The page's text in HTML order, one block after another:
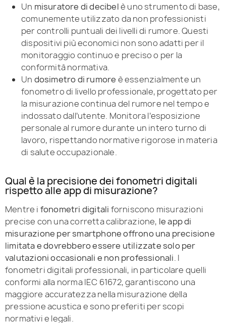
Un misuratore di decibelè uno strumento di base,
comunemente utilizzato da non professionisti
per controlli puntuali dei livelli di rumore. Questi
dispositivi più economici non sono adatti per il
monitoraggio continuo e preciso o per la
conformità normativa.
Un dosimetro di rumore è essenzialmente un
fonometro di livello professionale, progettato per
la misurazione continua del rumore nel tempo e
indossato dall’utente. Monitora l’esposizione
personale al rumore durante un intero turno di
lavoro, rispettando normative rigorose in materia
di salute occupazionale.
Qual è la precisione dei fonometri digitali
rispetto alle app di misurazione?
Mentre i fonometri digitali forniscono misurazioni
precise con una corretta calibrazione, le app di
misurazione per smartphone offrono una precisione
limitata e dovrebbero essere utilizzate solo per
valutazioni occasionali e non professionali. I
fonometri digitali professionali, in particolare quelli
conformi alla norma IEC 61672, garantiscono una
maggiore accuratezza nella misurazione della
pressione acustica e sono preferiti per scopi
normativi e legali.